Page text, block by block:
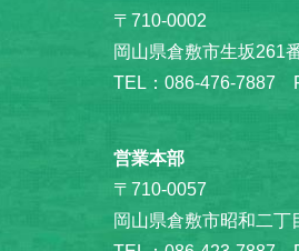
〒710-0002
岡山県倉敷市生坂261
TEL：086-476-7887
営業本部
〒710-0057
岡山県倉敷市昭和二